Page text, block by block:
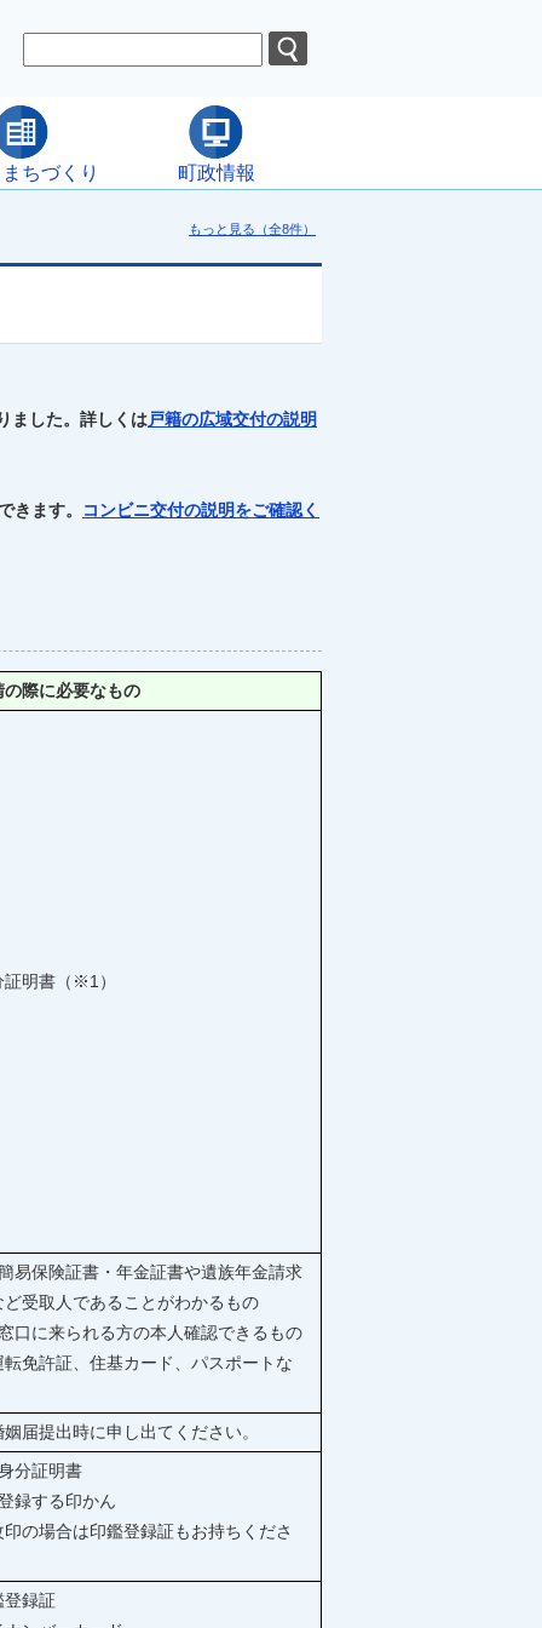
ちづくり 町政情報
もっと見る（全8件）
ました。詳しくは戸籍の広域交付の説明
きます。
コンビニ交付の説明をご確認く
の際に必要なもの
証明書（※1）
易保険証書・年金証書や遺族年金請求
ど受取人であることがわかるもの
口に来られる方の本人確認できるもの
転免許証、住基カード、パスポートな
届提出時に申し出てください。
分証明書
録する印かん
の場合は印鑑登録証もお持ちくださ
登録証